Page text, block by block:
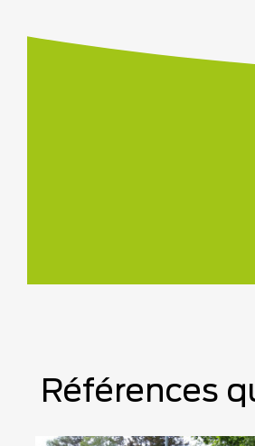
Références